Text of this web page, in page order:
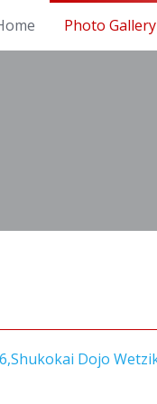
Photo Gallery